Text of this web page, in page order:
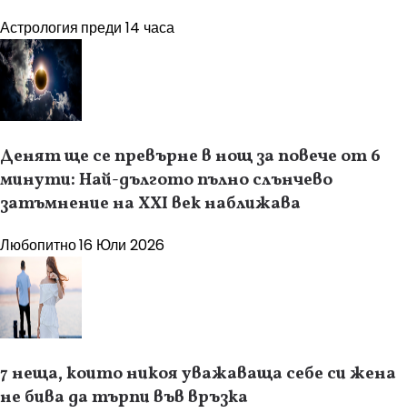
Астрология преди 14 часа
Денят ще се превърне в нощ за повече от 6
минути: Най-дългото пълно слънчево
затъмнение на XXI век наближава
Любопитно16 Юли 2026
7 неща, които никоя уважаваща себе си жена
не бива да търпи във връзка